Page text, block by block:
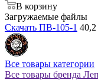
В корзину
Загружаемые файлы
Скачать ПВ-105-1 40,2
Все товары категории
Все товары бренда